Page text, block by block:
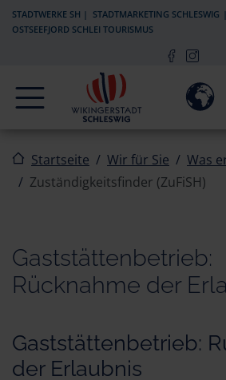
Zur Navigation springen
Zum Inhalt springen
STADTWERKE SH
STADTMARKETING SCHLESWIG
OSTSEEFJORD SCHLEI TOURISMUS
Navigation
Startseite Wir für Sie
Was
Zuständigkeitsfinder (ZuFiSH)
Gaststättenbetrieb:
Rücknahme der
Gaststättenbetrieb:
der Erlaubnis